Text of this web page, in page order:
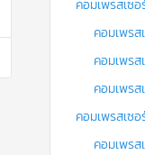
คอมเพรสเซ
คอมเพรส
คอมเพรส
คอมเพรส
คอมเพรสเซ
คอมเพร